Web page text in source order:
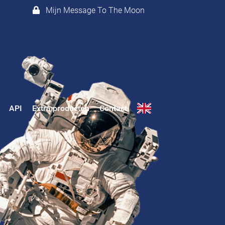
Mijn Message To The Moon
API Extra producten Contact